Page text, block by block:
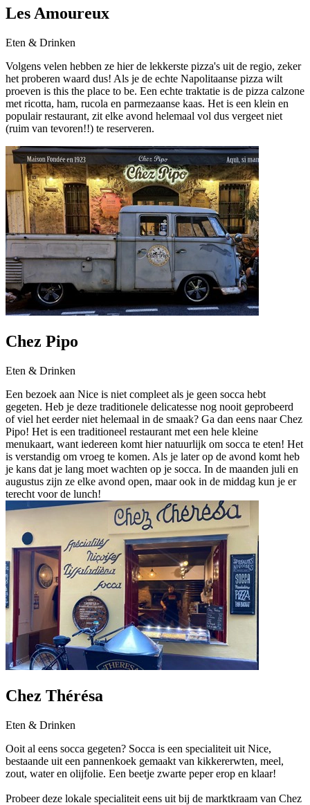
Les Amoureux
Eten & Drinken
Volgens velen hebben ze hier de lekkerste pizza's uit de regio, zeker
het proberen waard dus! Als je de echte Napolitaanse pizza wilt
proeven is this the place to be. Een echte traktatie is de pizza calzone
met ricotta, ham, rucola en parmezaanse kaas. Het is een klein en
populair restaurant, zit elke avond helemaal vol dus vergeet niet
(ruim van tevoren!!) te reserveren.
Chez Pipo
Eten & Drinken
Een bezoek aan Nice is niet compleet als je geen socca hebt
gegeten. Heb je deze traditionele delicatesse nog nooit geprobeerd
of viel het eerder niet helemaal in de smaak? Ga dan eens naar Chez
Pipo! Het is een traditioneel restaurant met een hele kleine
menukaart, want iedereen komt hier natuurlijk om socca te eten! Het
is verstandig om vroeg te komen. Als je later op de avond komt heb
je kans dat je lang moet wachten op je socca. In de maanden juli en
augustus zijn ze elke avond open, maar ook in de middag kun je er
terecht voor de lunch!
Chez Thérésa
Eten & Drinken
Ooit al eens socca gegeten? Socca is een specialiteit uit Nice,
bestaande uit een pannenkoek gemaakt van kikkererwten, meel,
zout, water en olijfolie. Een beetje zwarte peper erop en klaar!
Probeer deze lokale specialiteit eens uit bij de marktkraam van Chez